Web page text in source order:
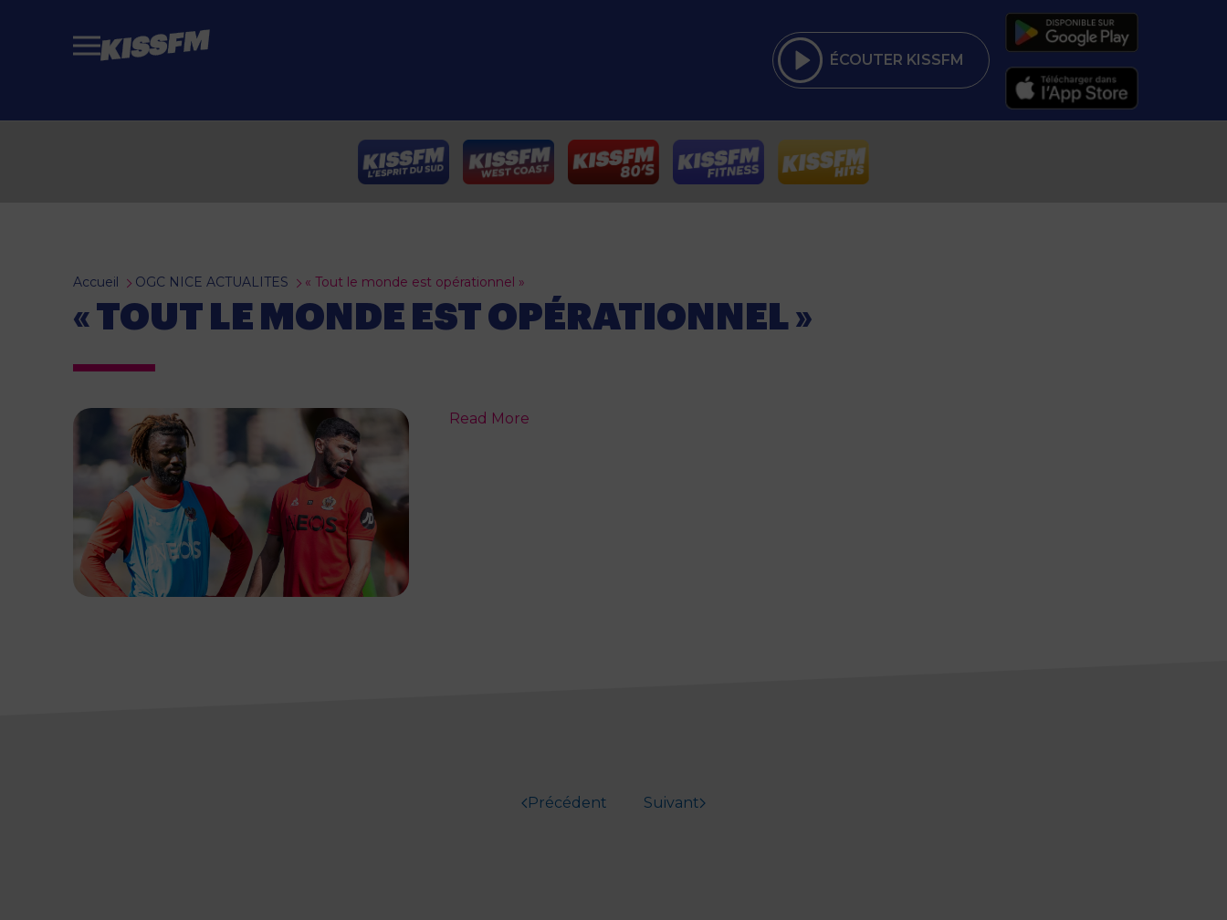
Passer au contenu principal ÉCOUTER KISSFM
Accueil OGC NICE ACTUALITES « Tout le monde est opérationnel »
« TOUT LE MONDE EST OPÉRATIONNEL »
Read More
Précédent Suivant